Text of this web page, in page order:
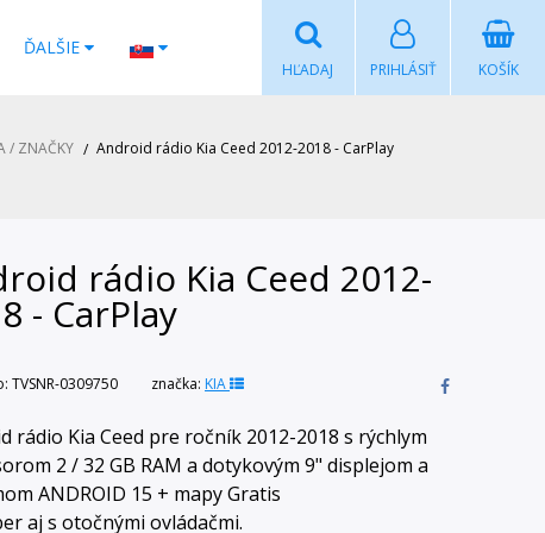
ĎALŠIE
KOŠÍK
PRIHLÁSIŤ
HĽADAJ
/ ZNAČKY Android rádio Kia Ceed 2012-2018 - CarPlay
rádio Kia Ceed 2012-
- CarPlay
TVSNR-0309750 značka: KIA
rádio Kia Ceed pre ročník 2012-2018 s rýchlym
2 / 32 GB RAM a dotykovým 9" displejom a
ANDROID 15 + mapy Gratis
aj s otočnými ovládačmi.